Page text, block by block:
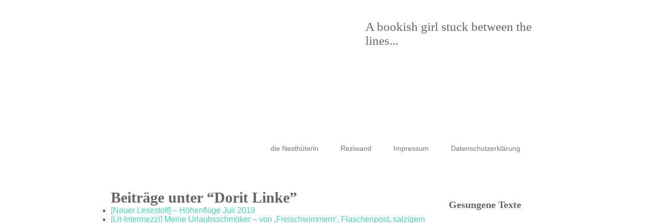
A bookish girl stuck between the
lines...
die Nesthüterin Reziwand Impressum Datenschutzerklärung
Beiträge unter “Dorit Linke”
[Neuer Lesestoff] – Höhenflüge Juli 2019
[Lit-Intermezzi] Meine Urlaubsschmöker – von ‚Freischwimmern‘, Flaschenpost, salzigem
Gesungene Texte